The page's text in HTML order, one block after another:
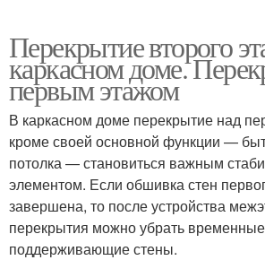
Цокольное перекрытие
Перекрытия в
каркасном доме
Перекрытие второго
каркасном доме.
первым этажом
В каркасном доме перекрытие над
кроме своей основной функции —
потолка — становиться важным
элементом. Если обшивка стен
завершена, то после устройства
перекрытия можно убрать
поддерживающие стены.